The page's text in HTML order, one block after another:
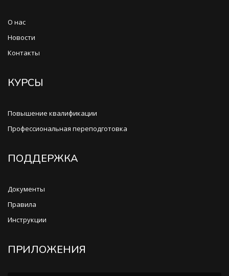
О нас
Новости
Контакты
КУРСЫ
Повышение квалификации
Профессиональная переподготовка
ПОДДЕРЖКА
Документы
Правила
Инструкции
ПРИЛОЖЕНИЯ